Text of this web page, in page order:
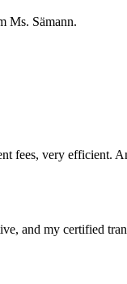
Ms. Sämann.
fees, very efficient.
and my certified